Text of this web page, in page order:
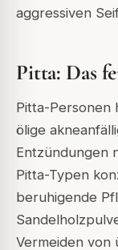
aggressiven
Pitta: Das
Pitta-Personen
ölige
Entzündungen
Pitta-Typen
beruhigende
Vermeiden von